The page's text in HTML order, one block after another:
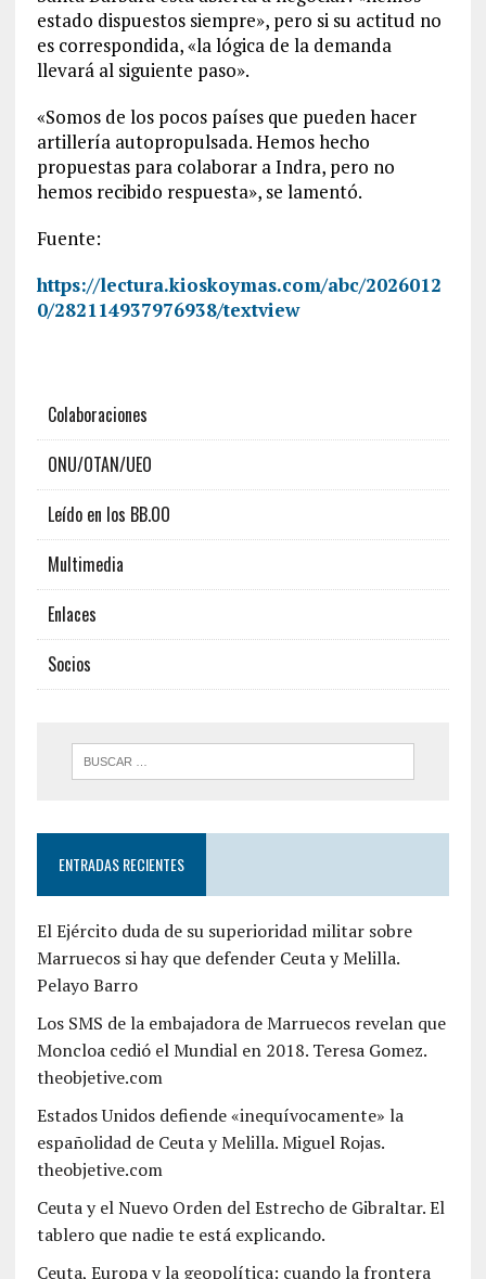
estado dispuestos siempre», pero si su actitud no
es correspondida, «la lógica de la demanda
llevará al siguiente paso».
«Somos de los pocos países que pueden hacer
artillería autopropulsada. Hemos hecho
propuestas para colaborar a Indra, pero no
hemos recibido respuesta», se lamentó.
Fuente:
https://lectura.kioskoymas.com/abc/2026012
0/282114937976938/textview
Colaboraciones
ONU/OTAN/UEO
Leído en los BB.OO
Multimedia
Enlaces
Socios
ENTRADAS RECIENTES
El Ejército duda de su superioridad militar sobre
Marruecos si hay que defender Ceuta y Melilla.
Pelayo Barro
Los SMS de la embajadora de Marruecos revelan que
Moncloa cedió el Mundial en 2018. Teresa Gomez.
theobjetive.com
Estados Unidos defiende «inequívocamente» la
españolidad de Ceuta y Melilla. Miguel Rojas.
theobjetive.com
Ceuta y el Nuevo Orden del Estrecho de Gibraltar. El
tablero que nadie te está explicando.
Ceuta, Europa y la geopolítica: cuando la frontera